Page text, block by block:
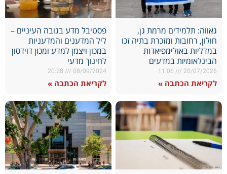
גאווה: תלמידים מרמת גן,
חולון, רחובות ומזכרת בתיה זכו
במדליות באולימפיאדות
הבינלאומיות במדעים
20/07/2026
לקריאת הכתבה »
פסטיבל מדע בגובה העיניים –
ליל המדענים והמדעניות
במכון ויצמן למדע ומכון דוידסון
לחינוך מדעי
08/09/2024
לקריאת הכתבה »